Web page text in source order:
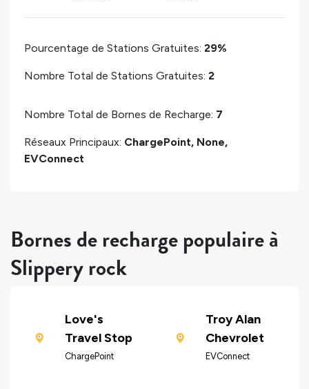
Pourcentage de Stations Gratuites: 29%
Nombre Total de Stations Gratuites: 2
Nombre Total de Bornes de Recharge: 7
Réseaux Principaux: ChargePoint, None,
EVConnect
Bornes de recharge populaire à
Slippery rock
Love's
Travel Stop
ChargePoint
Troy Alan
Chevrolet
EVConnect